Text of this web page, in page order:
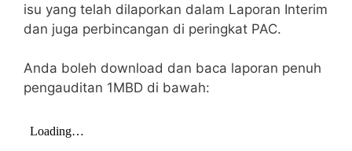
isu yang telah dilaporkan dalam Laporan Interim
dan juga perbincangan di peringkat PAC.
Anda boleh download dan baca laporan penuh
pengauditan 1MBD di bawah: